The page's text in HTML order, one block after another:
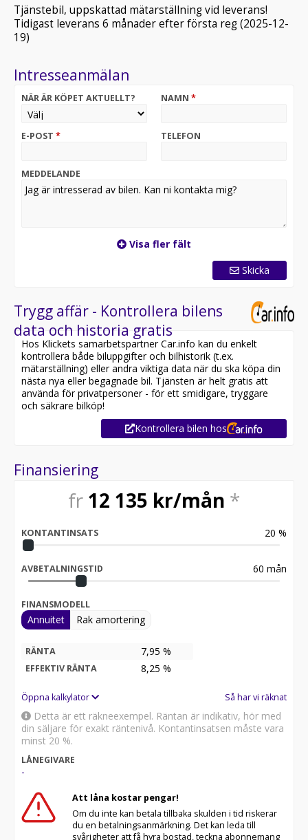
Tjänstebil, uppskattad mätarställning vid leverans!
Tidigast leverans 6 månader efter första reg (2025-12-
19)
Intresseanmälan
NÄR ÄR KÖPET AKTUELLT? NAMN *
E-POST * TELEFON
MEDDELANDE
Visa fler fält
Skicka
Trygg affär - Kontrollera bilens
data och historia gratis
Hos Klickets samarbetspartner Car.info kan du enkelt
kontrollera både biluppgifter och bilhistorik (t.ex.
mätarställning) eller andra viktiga data när du ska köpa din
nästa nya eller begagnade bil. Tjänsten är helt gratis att
använda för privatpersoner - för ett smidigare, tryggare
och säkrare bilköp!
Kontrollera bilen hos
Finansiering
fr 12 135 kr/mån *
KONTANTINSATS 20 %
AVBETALNINGSTID 60 mån
FINANSMODELL
Annuitet Rak amortering
RÄNTA 7,95 %
EFFEKTIV RÄNTA 8,25 %
Öppna kalkylator Så har vi räknat
Detta är ett räkneexempel. Räntan är indikativ, hör med
din säljare för exakt räntenivå. Kontantinsatsen måste vara
minst 20 %.
LÅNEGIVARE
-
Att låna kostar pengar!
Om du inte kan betala tillbaka skulden i tid riskerar
du en betalningsanmärkning. Det kan leda till
svårigheter att få hyra bostad, teckna abonnemang